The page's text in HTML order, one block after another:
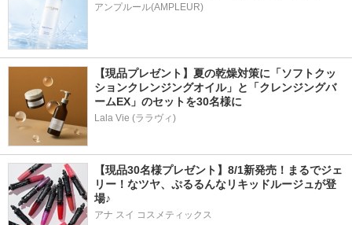
アンプルール(AMPLEUR)
【現品プレゼント】夏の乾燥対策に「ソフトクッ
ションクレンジングオイル」と「クレンジングバ
ームEX」のセットを30名様に
Lala Vie (ララヴィ)
【現品30名様プレゼント】8/1新発売！まるでジェ
リー！なツヤ、ぷるるんなリキッドルージュが登
場♪
アナ スイ コスメティックス